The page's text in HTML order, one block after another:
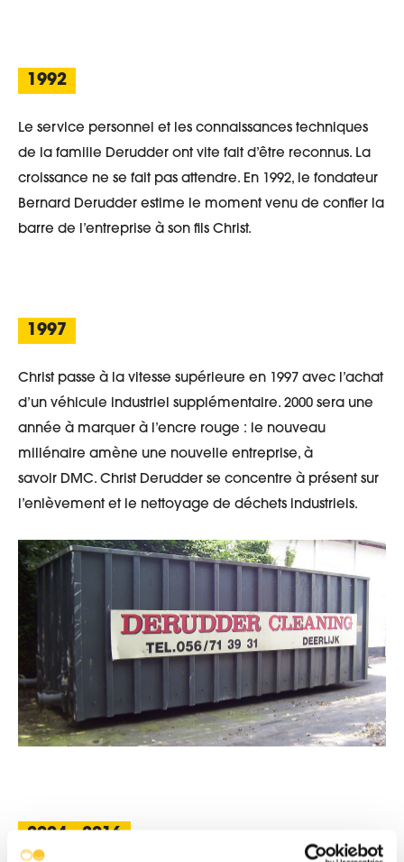
1992
Le service personnel et les connaissances techniques
de la famille Derudder ont vite fait d’être reconnus. La
croissance ne se fait pas attendre. En 1992, le fondateur
Bernard Derudder estime le moment venu de confier la
barre de l’entreprise à son fils Christ.
1997
Christ passe à la vitesse supérieure en 1997 avec l’achat
d’un véhicule industriel supplémentaire. 2000 sera une
année à marquer à l’encre rouge : le nouveau
millénaire amène une nouvelle entreprise, à
savoir DMC. Christ Derudder se concentre à présent sur
l’enlèvement et le nettoyage de déchets industriels.
2004 - 2016